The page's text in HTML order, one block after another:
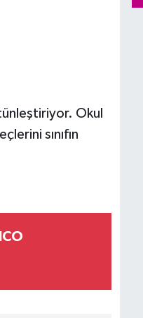
Okul
sınıfın